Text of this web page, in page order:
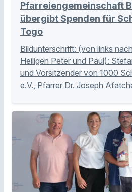
Pfarreiengemeinschaft
übergibt Spenden für
Togo
Bildunterschrift: (von links
Heiligen Peter und Paul):
und Vorsitzender von 1000
e.V., Pfarrer Dr. Joseph